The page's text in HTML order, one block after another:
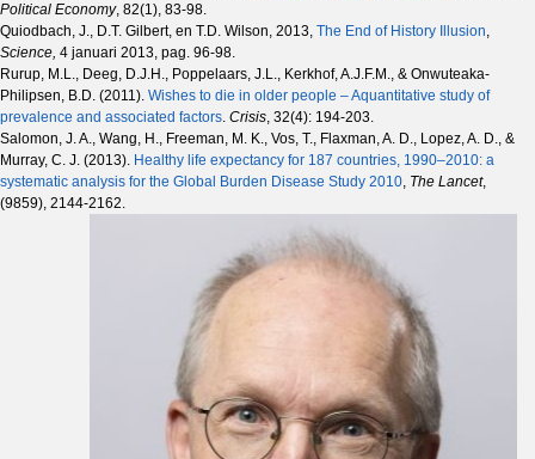
Political Economy, 82(1), 83-98.
Quiodbach, J., D.T. Gilbert, en T.D. Wilson, 2013, The End of History Illusion,
Science, 4 januari 2013, pag. 96-98.
Rurup, M.L., Deeg, D.J.H., Poppelaars, J.L., Kerkhof, A.J.F.M., & Onwuteaka-
Philipsen, B.D. (2011). Wishes to die in older people – Aquantitative study of
prevalence and associated factors. Crisis, 32(4): 194-203.
Salomon, J. A., Wang, H., Freeman, M. K., Vos, T., Flaxman, A. D., Lopez, A. D., &
Murray, C. J. (2013). Healthy life expectancy for 187 countries, 1990–2010: a
systematic analysis for the Global Burden Disease Study 2010, The Lancet,
(9859), 2144-2162.